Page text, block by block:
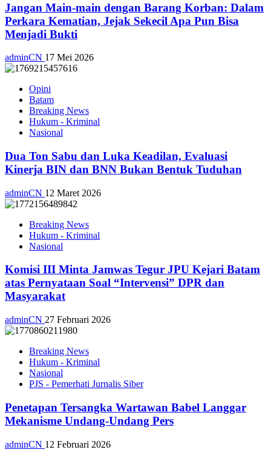
Jangan Main-main dengan Barang Korban: Dalam
Perkara Kematian, Jejak Sekecil Apa Pun Bisa
Menjadi Bukti
adminCN 17 Mei 2026
Opini
Batam
Breaking News
Hukum - Kriminal
Nasional
Dua Ton Sabu dan Luka Keadilan, Evaluasi
Kinerja BIN dan BNN Bukan Bentuk Tuduhan
adminCN 12 Maret 2026
Breaking News
Hukum - Kriminal
Nasional
Komisi III Minta Jamwas Tegur JPU Kejari Batam
atas Pernyataan Soal “Intervensi” DPR dan
Masyarakat
adminCN 27 Februari 2026
Breaking News
Hukum - Kriminal
Nasional
PJS - Pemerhati Jurnalis Siber
Penetapan Tersangka Wartawan Babel Langgar
Mekanisme Undang-Undang Pers
adminCN 12 Februari 2026